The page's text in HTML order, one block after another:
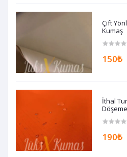
Çift
Kumaş
150₺
İthal
190₺